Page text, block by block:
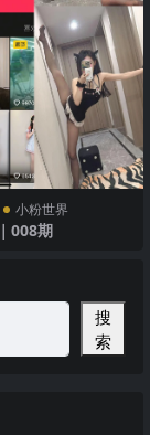
小粉世界
008期
搜
索